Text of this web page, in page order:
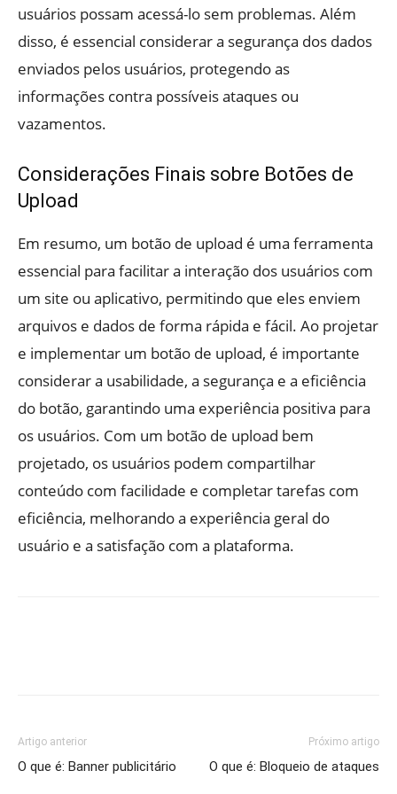
usuários possam acessá-lo sem problemas. Além
disso, é essencial considerar a segurança dos dados
enviados pelos usuários, protegendo as
informações contra possíveis ataques ou
vazamentos.
Considerações Finais sobre Botões de
Upload
Em resumo, um botão de upload é uma ferramenta
essencial para facilitar a interação dos usuários com
um site ou aplicativo, permitindo que eles enviem
arquivos e dados de forma rápida e fácil. Ao projetar
e implementar um botão de upload, é importante
considerar a usabilidade, a segurança e a eficiência
do botão, garantindo uma experiência positiva para
os usuários. Com um botão de upload bem
projetado, os usuários podem compartilhar
conteúdo com facilidade e completar tarefas com
eficiência, melhorando a experiência geral do
usuário e a satisfação com a plataforma.
Artigo anterior
O que é: Banner publicitário
Próximo artigo
O que é: Bloqueio de ataques